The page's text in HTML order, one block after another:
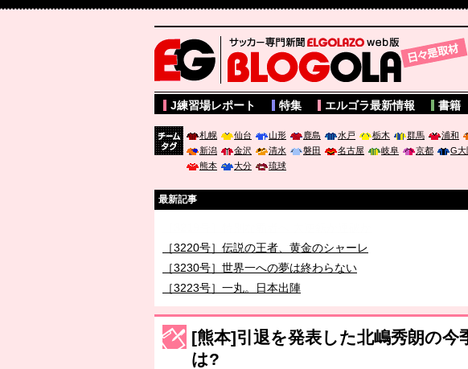
サッカー専門新聞ELGOLAZO web版 BLOGOLA
J練習場レポート 特集 エルゴラ最新情報 書籍
札幌 仙台 山形 鹿島 水戸 栃木 群馬 浦和
新潟
金沢 清水 磐田 名古屋 岐阜 京都 G大
熊本
大分 琉球
最新記事
［3220号］伝説の王者、黄金のシャーレ
［3230号］世界一への夢は終わらない
［3223号］一丸。日本出陣
［3222号］史上最大のW杯開幕 注目は「個」
長谷川 アーリアジャスールさんがシンポジウム「気候変動
[熊本]引退を発表した北嶋秀朗の
は?